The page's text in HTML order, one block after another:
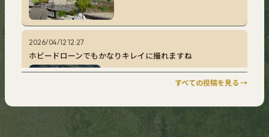
2026/04/12 12:27
ホビードローンでもかなりキレイに撮れますね
すべての投稿を見る →